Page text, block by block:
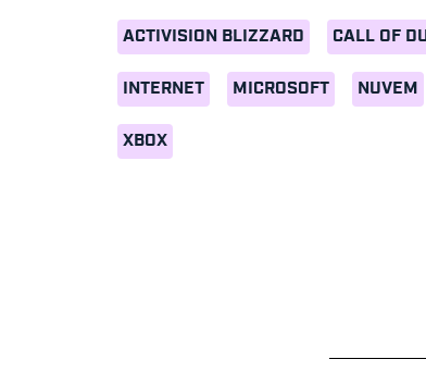
ACTIVISION BLIZZARD CALL OF
INTERNET MICROSOFT NUVEM
XBOX